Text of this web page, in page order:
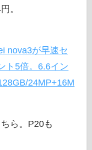
。
nova3が早速セ
ト5倍。6.6イン
24MP+16M
ら。P20も